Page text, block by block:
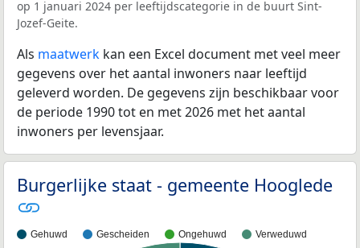
op 1 januari 2024 per leeftijdscategorie in de buurt Sint-
Jozef-Geite.
Als maatwerk kan een Excel document met veel meer
gegevens over het aantal inwoners naar leeftijd
geleverd worden. De gegevens zijn beschikbaar voor
de periode 1990 tot en met 2026 met het aantal
inwoners per levensjaar.
Burgerlijke staat - gemeente Hooglede
Gehuwd Gescheiden Ongehuwd Verweduwd